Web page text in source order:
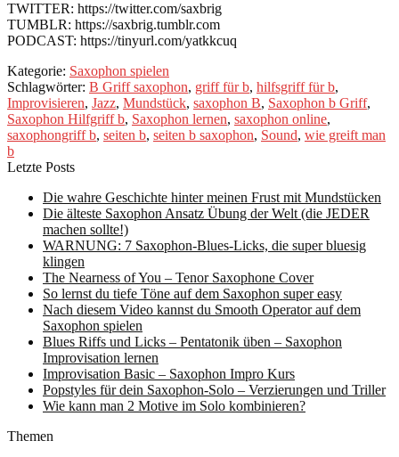
TWITTER: https://twitter.com/saxbrig
TUMBLR: https://saxbrig.tumblr.com
PODCAST: https://tinyurl.com/yatkkcuq
Kategorie: Saxophon spielen
Schlagwörter: B Griff saxophon, griff für b, hilfsgriff für b,
Improvisieren, Jazz, Mundstück, saxophon B, Saxophon b Griff,
Saxophon Hilfgriff b, Saxophon lernen, saxophon online,
saxophongriff b, seiten b, seiten b saxophon, Sound, wie greift man
b
Letzte Posts
Die wahre Geschichte hinter meinen Frust mit Mundstücken
Die älteste Saxophon Ansatz Übung der Welt (die JEDER
machen sollte!)
WARNUNG: 7 Saxophon-Blues-Licks, die super bluesig
klingen
The Nearness of You – Tenor Saxophone Cover
So lernst du tiefe Töne auf dem Saxophon super easy
Nach diesem Video kannst du Smooth Operator auf dem
Saxophon spielen
Blues Riffs und Licks – Pentatonik üben – Saxophon
Improvisation lernen
Improvisation Basic – Saxophon Impro Kurs
Popstyles für dein Saxophon-Solo – Verzierungen und Triller
Wie kann man 2 Motive im Solo kombinieren?
Themen